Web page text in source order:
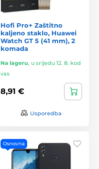
Hofi Pro+ Zaštitno
kaljeno staklo, Huawei
Watch GT 5 (41 mm), 2
komada
Na lageru, u srijedu 12. 8. kod
vas
8,91 €
Usporedba
Osnovna